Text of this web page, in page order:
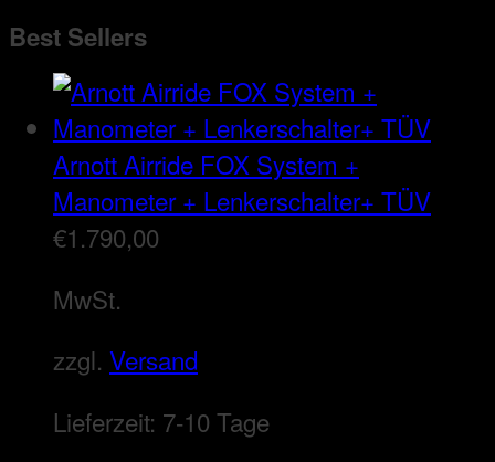
Best Sellers
Arnott Airride FOX System +
Manometer + Lenkerschalter+ TÜV
€1.790,00
MwSt.
zzgl. Versand
Lieferzeit: 7-10 Tage